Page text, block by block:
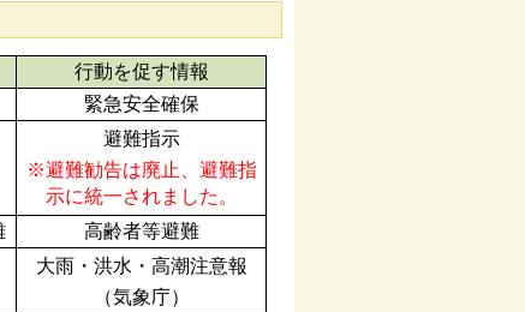
行動を促す情報
緊急安全確保
避難指示
※避難勧告は廃止、避難指
示に統一されました。
高齢者等避難
大雨・洪水・高潮注意報
（気象庁）